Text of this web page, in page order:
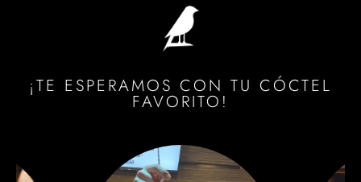
¡TE ESPERAMOS CON TU CÓCTEL
FAVORITO!